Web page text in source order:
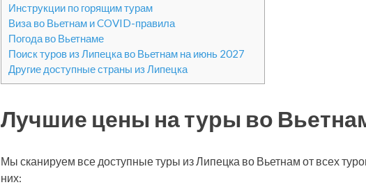
Инструкции по горящим турам
Виза во Вьетнам и COVID-правила
Погода во Вьетнаме
Поиск туров из Липецка во Вьетнам на июнь 2027
Другие доступные страны из Липецка
Лучшие цены на туры во
Мы сканируем все доступные туры из Липецка во Вьетнам от всех
них: